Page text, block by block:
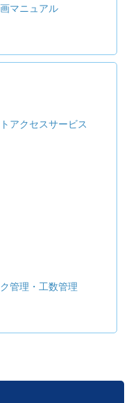
マニュアル
アクセスサービス
管理・工数管理